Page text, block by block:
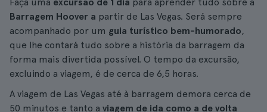
Barragem Hoover a partir de Las Vegas. Será sempre
acompanhado por um guia turístico bem-humorado,
que lhe contará tudo sobre a história da barragem da
forma mais divertida possível. O tempo da excursão,
excluindo a viagem, é de cerca de 6,5 horas.
A viagem de Las Vegas até à barragem demora cerca de
50 minutos e tanto a viagem de ida como a de volta